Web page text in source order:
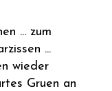
... zum
...
wieder
Gruen an